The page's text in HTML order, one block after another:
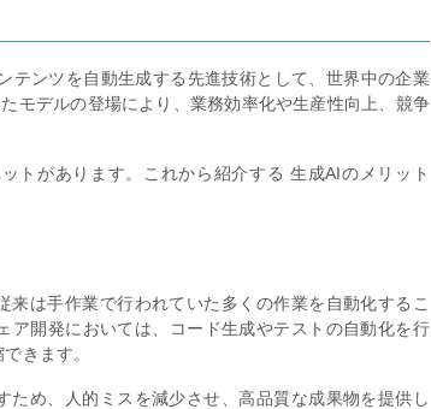
ンツを自動生成する先進技術として、世界中の企業
モデルの登場により、業務効率化や生産性向上、競争
トがあります。これから紹介する 生成AIのメリット
は手作業で行われていた多くの作業を自動化するこ
ア開発においては、コード生成やテストの自動化を行
きます。
め、人的ミスを減少させ、高品質な成果物を提供し